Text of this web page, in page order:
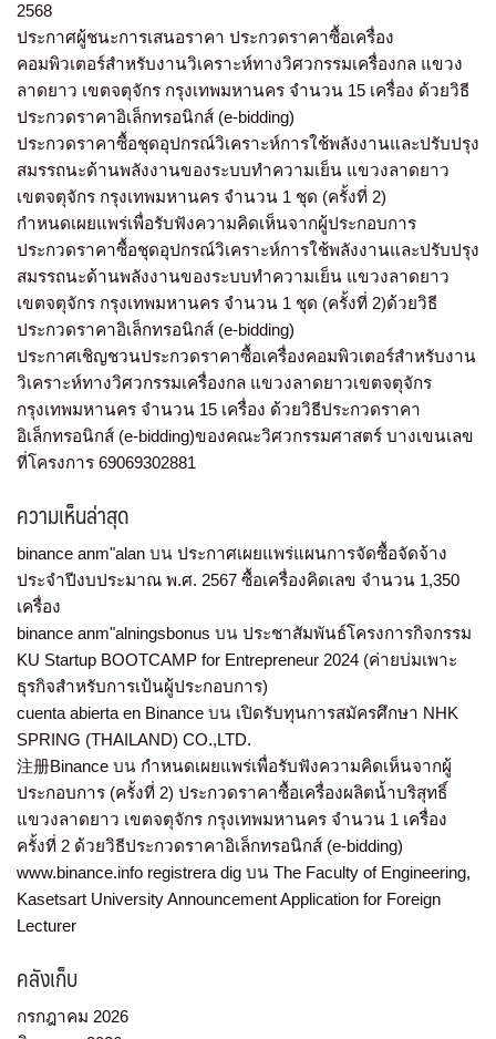
2568
ประกาศผู้ชนะการเสนอราคา ประกวดราคาซื้อเครื่อง
คอมพิวเตอร์สำหรับงานวิเคราะห์ทางวิศวกรรมเครื่องกล แขวง
ลาดยาว เขตจตุจักร กรุงเทพมหานคร จำนวน 15 เครื่อง ด้วยวิธี
ประกวดราคาอิเล็กทรอนิกส์ (e-bidding)
ประกวดราคาซื้อชุดอุปกรณ์วิเคราะห์การใช้พลังงานและปรับปรุง
สมรรถนะด้านพลังงานของระบบทำความเย็น แขวงลาดยาว
เขตจตุจักร กรุงเทพมหานคร จำนวน 1 ชุด (ครั้งที่ 2)
กำหนดเผยแพร่เพื่อรับฟังความคิดเห็นจากผู้ประกอบการ
ประกวดราคาซื้อชุดอุปกรณ์วิเคราะห์การใช้พลังงานและปรับปรุง
สมรรถนะด้านพลังงานของระบบทำความเย็น แขวงลาดยาว
เขตจตุจักร กรุงเทพมหานคร จำนวน 1 ชุด (ครั้งที่ 2)ด้วยวิธี
ประกวดราคาอิเล็กทรอนิกส์ (e-bidding)
ประกาศเชิญชวนประกวดราคาซื้อเครื่องคอมพิวเตอร์สำหรับงาน
วิเคราะห์ทางวิศวกรรมเครื่องกล แขวงลาดยาวเขตจตุจักร
กรุงเทพมหานคร จำนวน 15 เครื่อง ด้วยวิธีประกวดราคา
อิเล็กทรอนิกส์ (e-bidding)ของคณะวิศวกรรมศาสตร์ บางเขนเลข
ที่โครงการ 69069302881
ความเห็นล่าสุด
binance anm"alan บน ประกาศเผยแพร่แผนการจัดซื้อจัดจ้าง
ประจำปีงบประมาณ พ.ศ. 2567 ซื้อเครื่องคิดเลข จำนวน 1,350
เครื่อง
binance anm"alningsbonus บน ประชาสัมพันธ์โครงการกิจกรรม
KU Startup BOOTCAMP for Entrepreneur 2024 (ค่ายบ่มเพาะ
ธุรกิจสำหรับการเป้นผู้ประกอบการ)
cuenta abierta en Binance บน เปิดรับทุนการสมัครศึกษา NHK
SPRING (THAILAND) CO.,LTD.
注册Binance บน กำหนดเผยแพร่เพื่อรับฟังความคิดเห็นจากผู้
ประกอบการ (ครั้งที่ 2) ประกวดราคาซื้อเครื่องผลิตน้ำบริสุทธิ์
แขวงลาดยาว เขตจตุจักร กรุงเทพมหานคร จำนวน 1 เครื่อง
ครั้งที่ 2 ด้วยวิธีประกวดราคาอิเล็กทรอนิกส์ (e-bidding)
www.binance.info registrera dig บน The Faculty of Engineering,
Kasetsart University Announcement Application for Foreign
Lecturer
คลังเก็บ
กรกฎาคม 2026